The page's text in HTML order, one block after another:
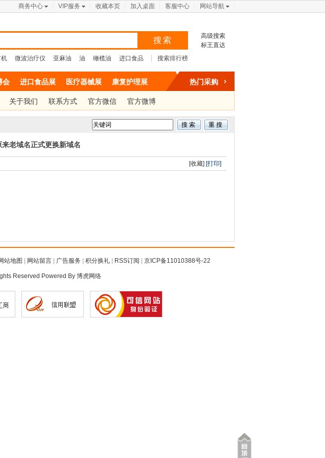
商务中心 VIP服务 收藏本页 加入桌面 客服中心 网站导航
搜索
高级搜索
标王直达
微波治疗仪 亚麻油 油 橄榄油 进口食品 搜索排行榜
会 进口食品展 医疗器械展 康复护理展 热门采购
关于我们 联系方式 官方微信 官方微博
老域名正式更换新域名
[收藏] [打印]
站地图 网站留言| 广告服务 积分换礼| RSS订阅 京ICP备11010388号-22
Reserved Powered By 博虎网络